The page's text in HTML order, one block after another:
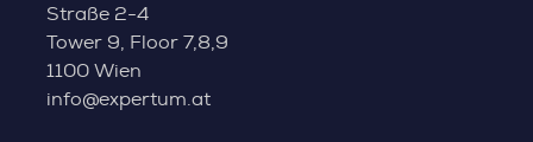
Straße 2-4
Tower 9, Floor 7,8,9
1100 Wien
info@expertum.at